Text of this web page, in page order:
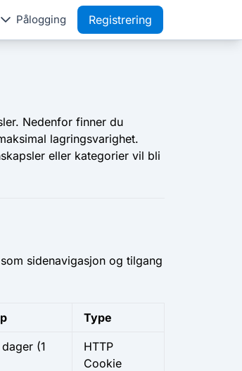
Pålogging Registrering
Nedenfor finner du
lagringsvarighet.
eller kategorier vil bli
sidenavigasjon og tilgang
Type
(1
HTTP
Cookie